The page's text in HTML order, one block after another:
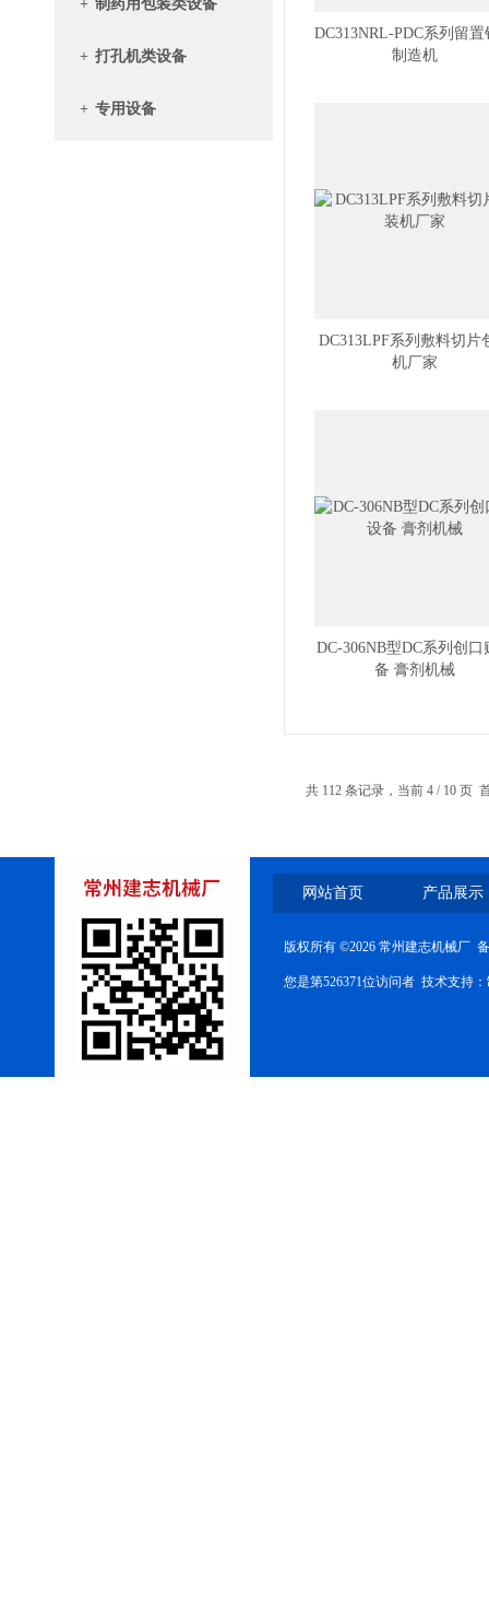
+ 制药用包装类设备
+ 打孔机类设备
+ 专用设备
DC313NRL-PDC系列留置
制造机
DC313LPF系列敷料切片
机厂家
DC-306NB型DC系列创口
备 膏剂机械
共 112 条记录，当前 4 / 10 页
网站首页 产品展示
版权所有 ©2026 常州建志机械厂
您是第526371位访问者 技术支持：